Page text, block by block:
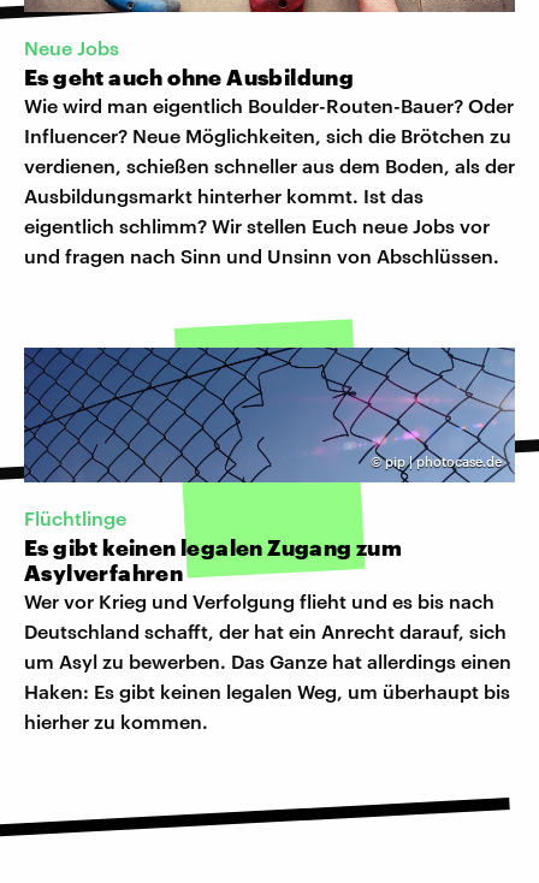
Neue Jobs
Es geht auch ohne Ausbildung
Wie wird man eigentlich Boulder-Routen-Bauer? Oder
Influencer? Neue Möglichkeiten, sich die Brötchen zu
verdienen, schießen schneller aus dem Boden, als der
Ausbildungsmarkt hinterher kommt. Ist das
eigentlich schlimm? Wir stellen Euch neue Jobs vor
und fragen nach Sinn und Unsinn von Abschlüssen.
©pip | photocase.de
Flüchtlinge
Es gibt keinen legalen Zugang zum
Asylverfahren
Wer vor Krieg und Verfolgung flieht und es bis nach
Deutschland schafft, der hat ein Anrecht darauf, sich
um Asyl zu bewerben. Das Ganze hat allerdings einen
Haken: Es gibt keinen legalen Weg, um überhaupt bis
hierher zu kommen.